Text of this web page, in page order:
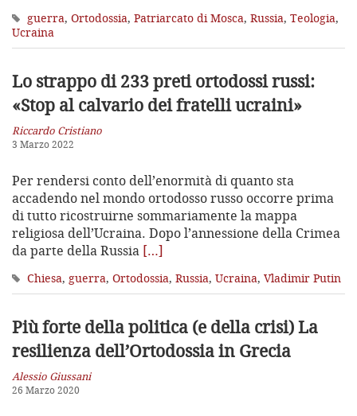
guerra, Ortodossia, Patriarcato di Mosca, Russia, Teologia,
Ucraina
Lo strappo di 233 preti ortodossi russi:
«Stop al calvario dei fratelli ucraini»
Riccardo Cristiano
3 Marzo 2022
Per rendersi conto dell’enormità di quanto sta
accadendo nel mondo ortodosso russo occorre prima
di tutto ricostruirne sommariamente la mappa
religiosa dell’Ucraina. Dopo l’annessione della Crimea
da parte della Russia […]
Chiesa, guerra, Ortodossia, Russia, Ucraina, Vladimir Putin
Più forte della politica (e della crisi)La
resilienza dell’Ortodossia in Grecia
Alessio Giussani
26 Marzo 2020